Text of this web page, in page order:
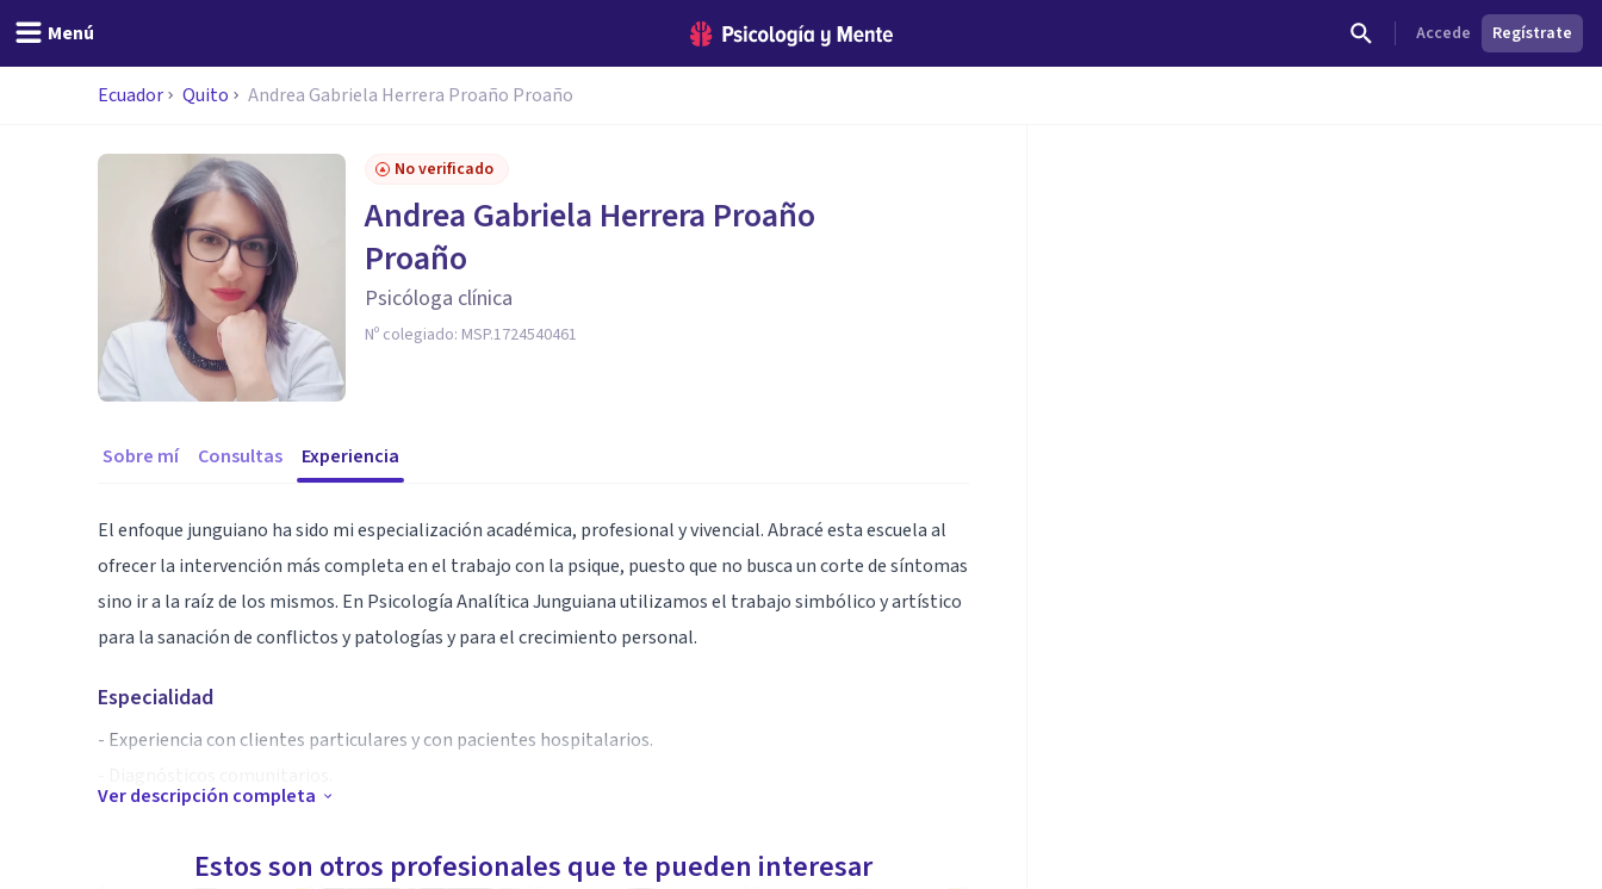
Menú Accede Regístrate
Ecuador Quito Andrea Gabriela Herrera Proaño Proaño
No verificado
Andrea Gabriela Herrera Proaño
Proaño
Psicóloga clínica
Nº colegiado: MSP.1724540461
Sobre mí Consultas Experiencia
El enfoque junguiano ha sido mi especialización académica, profesional y vivencial. Abracé esta escuela al
ofrecer la intervención más completa en el trabajo con la psique, puesto que no busca un corte de síntomas
sino ir a la raíz de los mismos. En Psicología Analítica Junguiana utilizamos el trabajo simbólico y artístico
para la sanación de conflictos y patologías y para el crecimiento personal.
Especialidad
- Experiencia con clientes particulares y con pacientes hospitalarios.
- Experiencia con enfoque feminista.
Ver descripción completa
Estos son otros profesionales que te pueden interesar